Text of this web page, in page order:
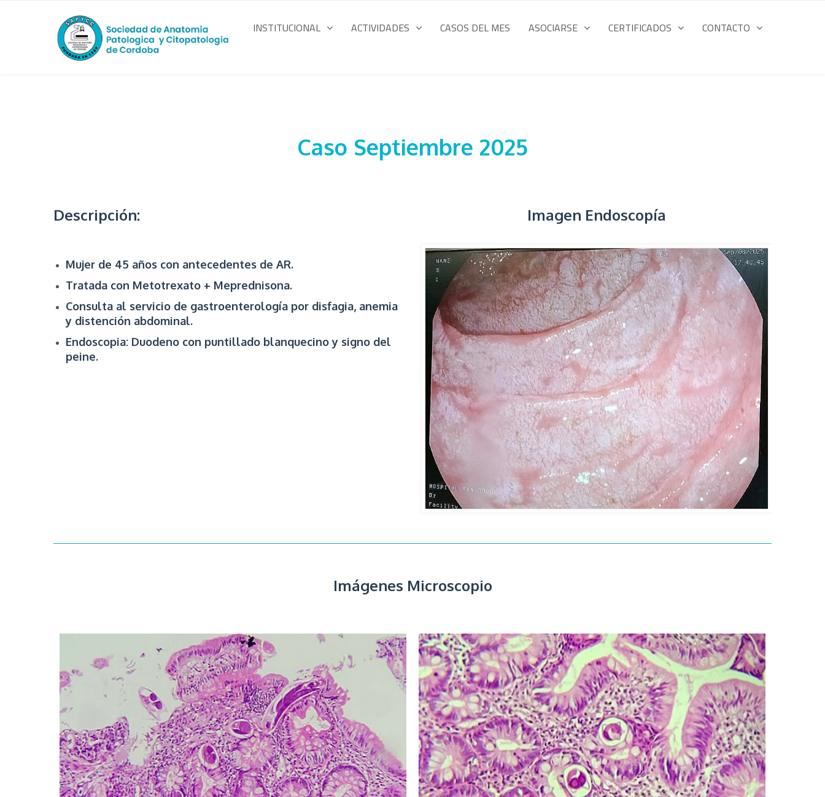
INSTITUCIONAL ACTIVIDADES CASOS DEL MES ASOCIARSE CERTIFICADOS CONTACTO
Caso Septiembre 2025
Descripción:
Mujer de 45 años con antecedentes de AR.
Tratada con Metotrexato + Meprednisona.
Consulta al servicio de gastroenterología por disfagia, anemia
y distención abdominal.
Endoscopia: Duodeno con puntillado blanquecino y signo del
peine.
Imagen Endoscopía
Imágenes Microscopio